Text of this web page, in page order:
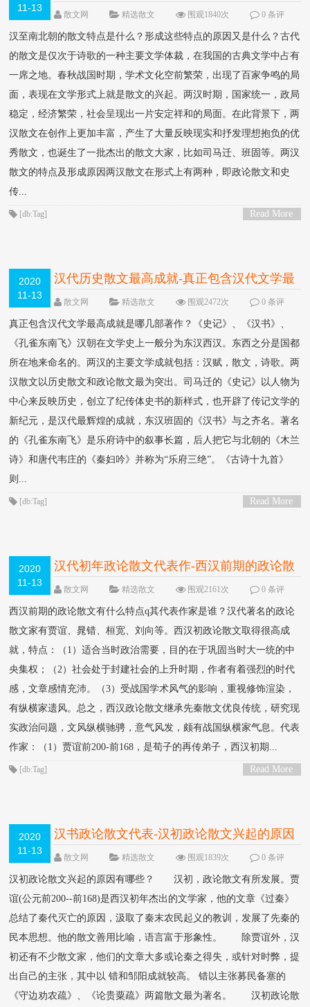
11-13
什么？形成这些特点的原因又是什么？
NEW
散文网 精选散文 围观1840次
0 条评
汉至南北朝的散文特点是什么？形成这些特点的原因又是什么？古代
的散文是仅次于诗歌的一种主要文学体裁，在我国的古典文学中占有
一席之地。春秋战国时期，学术文化空前繁荣，出现了百家争鸣的局
面，表现在文学形式上就是散文的兴起。两汉时期，国家统一，政局
稳定，经济繁荣，社会呈现出一片安定祥和的局面。在此背景下，两
汉散文在创作上更加丰富，产生了大量反映现实和抒发理想抱负的优
秀散文，也诞生了一批杰出的散文大家，比如司马迁、班固等。两汉
散文的特点及形成原因两汉散文在形式上有两种，即政论散文和史
传...
Read More
[db:Tag]
2020
11-13
汉代历史散文最高成就-真正包含汉代文学最
高成就是哪几部著作？ NEW
散文网 精选散文 围观2472次
0 条评
真正包含汉代文学最高成就是哪几部著作？《史记》、《汉书》、
《孔雀东南飞》汉朝在文学史上一般分为东汉西汉。东西之分是国都
所在地来命名的。两汉的主要文学成就包括：汉赋，散文，诗歌。两
汉散文以历史散文和政论散文最为突出。司马迁的《史记》以人物为
中心来反映历史，创立了纪传体史书的新样式，也开辟了传记文学的
新纪元，是汉代最辉煌的成就，东汉班固的《汉书》与之齐名。著名
的《孔雀东南飞》是乐府诗中的叙事长篇，后人把它与北朝的《木兰
诗》和唐代韦庄的《秦妇吟》并称为“乐府三绝”。《古诗十九首》
则...
Read More
[db:Tag]
2020
11-13
汉代初年政论散文代表作-西汉前期的政论散
文有什么特点q其代表作家是谁？
散文网 精选散文 围观2161次
0 条评
西汉前期的政论散文有什么特点q其代表作家是谁？汉代著名的政论
散文家有贾谊、晁错、桓宽、刘向等。西汉初政论散文取得很高成
就，特点：（1）适合当时政治需要，目的在于巩固当时大一统的中
央集权；（2）社会处于封建社会的上升时期，作者有着强烈的时代
感，文章感情充沛。（3）受战国学术风气的影响，重视修饰渲染，
有纵横家遗风。总之，西汉政论散文继承先秦散文优良传统，研究现
实政治问题，文风纵横驰骋，意气风发，颇有战国纵横家气息。代表
作家：（1）贾谊前200-前168，是荀子的再传弟子，西汉初期...
Read More
[db:Tag]
2020
11-13
汉书政论散文代表-汉初政论散文兴起的原因
有哪些？
散文网 精选散文 围观1839次
0 条评
汉初政论散文兴起的原因有哪些？ 汉初，政论散文有所发展。贾
谊(公元前200--前168)是西汉初年杰出的文学家，他的文章《过秦》
总结了秦代灭亡的原因，汲取了秦末农民起义的教训，发展了先秦的
民本思想。他的散文善用比喻，语言富于形象性。 除贾谊外，汉
初还有不少散文家，他们的文章大多或论秦之得失，或针对时弊，提
出自己的主张，其中以 错和邹阳成就较高。 错以主张募民备塞的
《守边劝农疏》、《论贵粟疏》两篇散文最为著名。 汉初政论散